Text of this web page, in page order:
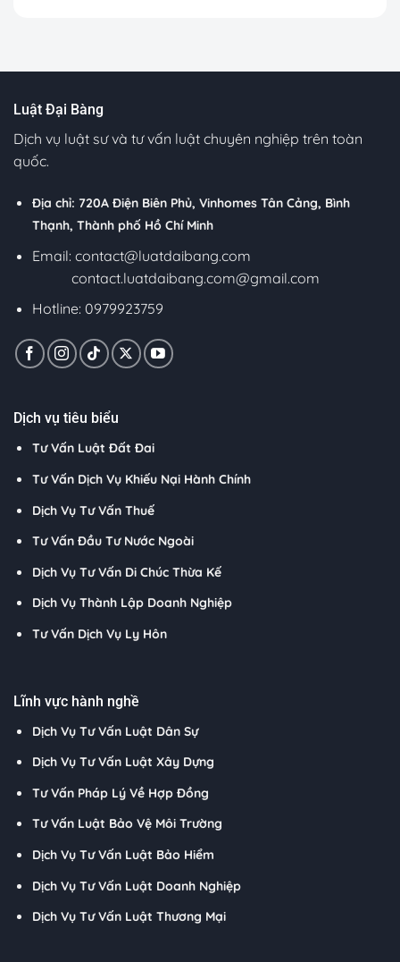
Luật Đại Bàng
Dịch vụ luật sư và tư vấn luật chuyên nghiệp trên toàn
quốc.
Địa chỉ: 720A Điện Biên Phủ, Vinhomes Tân Cảng, Bình
Thạnh, Thành phố Hồ Chí Minh
Email: contact@luatdaibang.com
contact.luatdaibang.com@gmail.com
Hotline: 0979923759
Dịch vụ tiêu biểu
Tư Vấn Luật Đất Đai
Tư Vấn Dịch Vụ Khiếu Nại Hành Chính
Dịch Vụ Tư Vấn Thuế
Tư Vấn Đầu Tư Nước Ngoài
Dịch Vụ Tư Vấn Di Chúc Thừa Kế
Dịch Vụ Thành Lập Doanh Nghiệp
Tư Vấn Dịch Vụ Ly Hôn
Lĩnh vực hành nghề
Dịch Vụ Tư Vấn Luật Dân Sự
Dịch Vụ Tư Vấn Luật Xây Dựng
Tư Vấn Pháp Lý Về Hợp Đồng
Tư Vấn Luật Bảo Vệ Môi Trường
Dịch Vụ Tư Vấn Luật Bảo Hiểm
Dịch Vụ Tư Vấn Luật Doanh Nghiệp
Dịch Vụ Tư Vấn Luật Thương Mại